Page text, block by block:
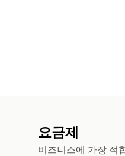
요금제
비즈니스에 가장 적